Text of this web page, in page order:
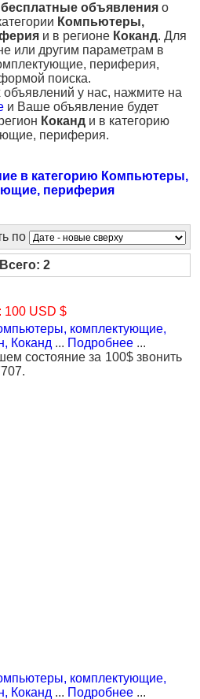
бесплатные объявления о
Компьютеры,
и в регионе Коканд. Для
или другим параметрам в
периферия,
поиска.
у нас, нажмите на
и Ваше объявление будет
Коканд и в категорию
периферия.
в категорию Компьютеры,
периферия
по
Всего: 2
100 USD $
комплектующие,
Коканд ... Подробнее ...
состояние за 100$ звонить
комплектующие,
Коканд ... Подробнее ...